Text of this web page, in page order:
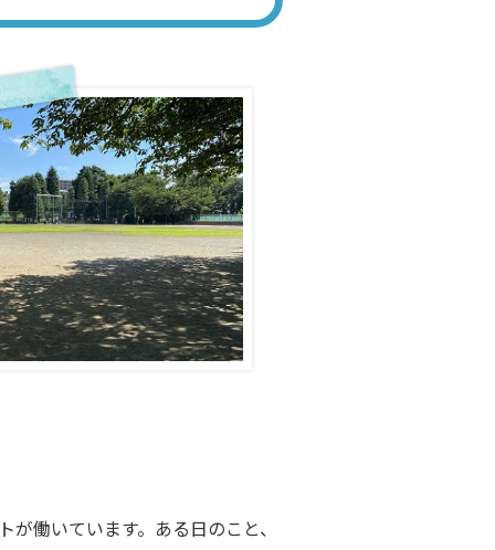
働いています。ある日のこと、